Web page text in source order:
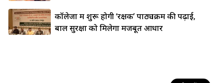
कॉलेजों में शुरू होगी ‘रक्षक’ पाठ्यक्रम की पढ़ाई,
बाल सुरक्षा को मिलेगा मजबूत आधार